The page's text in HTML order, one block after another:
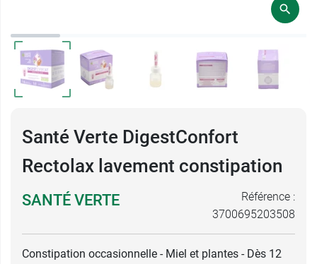
Santé Verte DigestConfort
Rectolax lavement constipation
SANTÉ VERTE
Référence :
3700695203508
Constipation occasionnelle - Miel et plantes - Dès 12